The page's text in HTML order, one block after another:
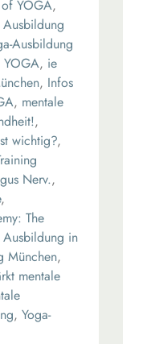
YOGA,
Ausbildung
YOGA, ie
, Infos
, mentale
,
wichtig?,
Nerv.,
,
The
Ausbildung in
München,
mentale
, Yoga-